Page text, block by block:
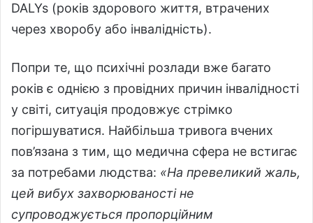
DALYs (років здорового життя, втрачених
через хворобу або інвалідність).
Попри те, що психічні розлади вже багато
років є однією з провідних причин інвалідності
у світі, ситуація продовжує стрімко
погіршуватися. Найбільша тривога вчених
пов’язана з тим, що медична сфера не встигає
за потребами людства: «На превеликий жаль,
цей вибух захворюваності не
супроводжується пропорційним